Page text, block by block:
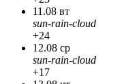
11.08 вт
sun-rain-cloud
+24
12.08 ср
sun-rain-cloud
+17